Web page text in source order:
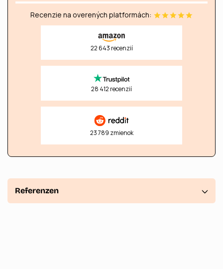
Recenzie na overených platformách:
22 643 recenzií
28 412 recenzií
23 789 zmienok
s
Referenzen